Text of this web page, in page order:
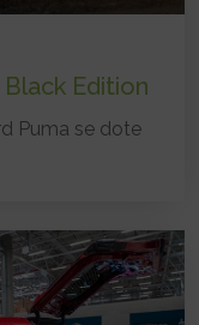
Edition
Puma se dote